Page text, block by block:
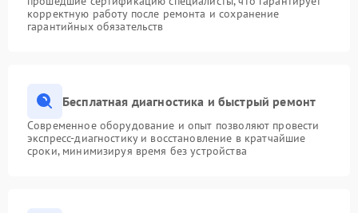
корректную работу после ремонта и сохранение
гарантийных обязательств
Бесплатная диагностика и быстрый ремонт
Современное оборудование и опыт позволяют провести
экспресс-диагностику и восстановление в кратчайшие
сроки, минимизируя время без устройства